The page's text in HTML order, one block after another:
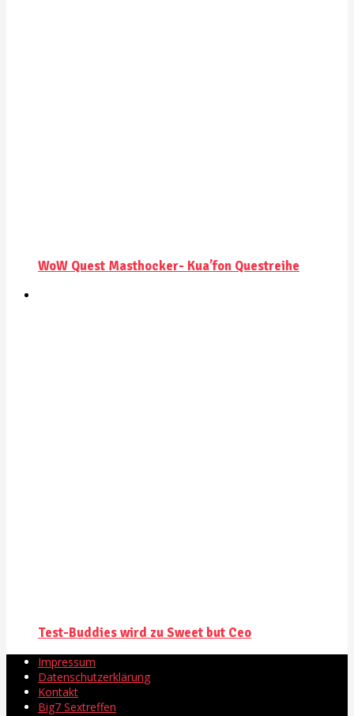
WoW Quest Masthocker- Kua’fon Questreihe
Test-Buddies wird zu Sweet but Ceo
Impressum
Datenschutzerklärung
Kontakt
Big7 Sextreffen